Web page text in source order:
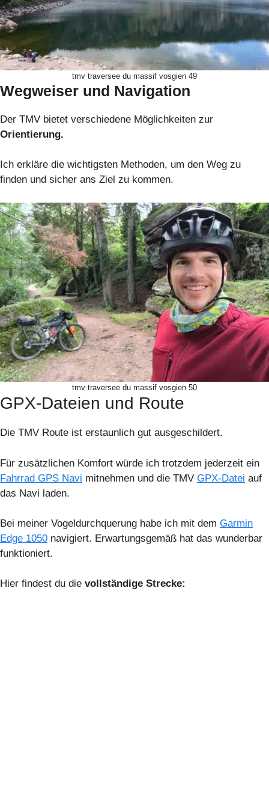
tmv traversee du massif vosgien 49
Wegweiser und Navigation
Der TMV bietet verschiedene Möglichkeiten zur
Orientierung.
Ich erkläre die wichtigsten Methoden, um den Weg zu
finden und sicher ans Ziel zu kommen.
tmv traversee du massif vosgien 50
GPX-Dateien und Route
Die TMV Route ist erstaunlich gut ausgeschildert.
Für zusätzlichen Komfort würde ich trotzdem jederzeit ein
Fahrrad GPS Navi mitnehmen und die TMV GPX-Datei auf
das Navi laden.
Bei meiner Vogeldurchquerung habe ich mit dem Garmin
Edge 1050 navigiert. Erwartungsgemäß hat das wunderbar
funktioniert.
Hier findest du die vollständige Strecke: